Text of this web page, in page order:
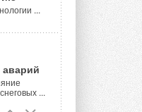
...
аварий
...